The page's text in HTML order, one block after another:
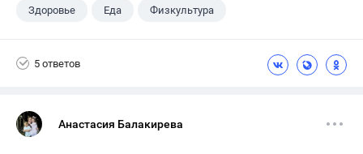
Здоровье Еда Физкультура
5 ответов
Анастасия Балакирева